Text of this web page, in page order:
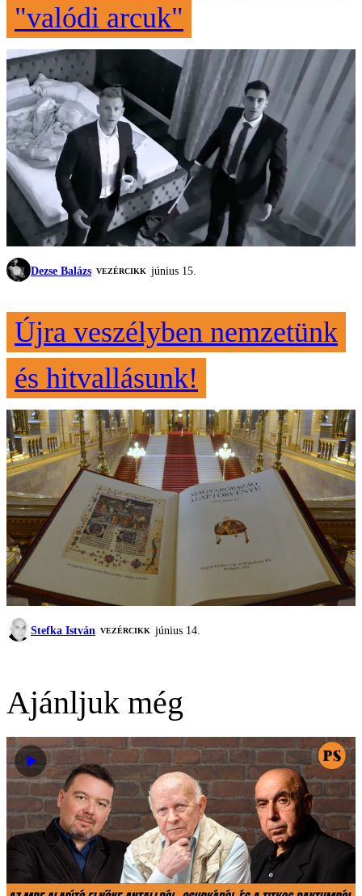
"valódi arcuk"
Dezse Balázs VEZÉRCIKK június 15.
Újra veszélyben nemzetünk
és hitvallásunk!
Stefka István VEZÉRCIKK június 14.
Ajánljuk még